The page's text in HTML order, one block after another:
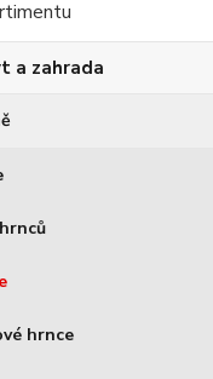
a zahrada
hrnce